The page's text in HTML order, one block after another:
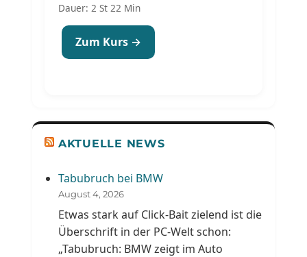
Dauer: 2 St 22 Min
Zum Kurs →
AKTUELLE NEWS
Tabubruch bei BMW
August 4, 2026
Etwas stark auf Click-Bait zielend ist die
Überschrift in der PC-Welt schon:
„Tabubruch: BMW zeigt im Auto